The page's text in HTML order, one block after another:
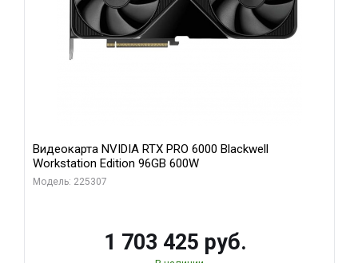
Видеокарта NVIDIA RTX PRO 6000 Blackwell
Workstation Edition 96GB 600W
Модель: 225307
1 703 425 руб.